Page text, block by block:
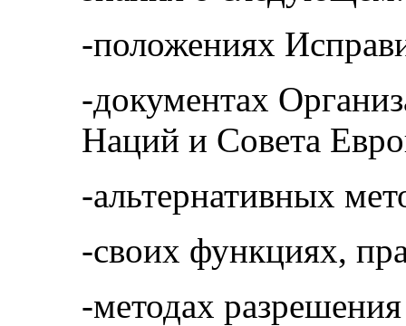
-положениях
-документах
Наций и Совета
-альтернативных
-своих функциях,
-методах